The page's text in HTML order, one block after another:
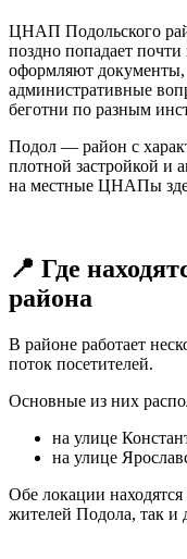
ЦНАП Подольского
поздно попадает
оформляют
административные
беготни по разным
Подол — район с
плотной застройкой и
на местные ЦНАПы
📍 Где
района
В районе работает
поток посетителей.
Основные из них
на улице
на улице
Обе локации
жителей Подола, так и